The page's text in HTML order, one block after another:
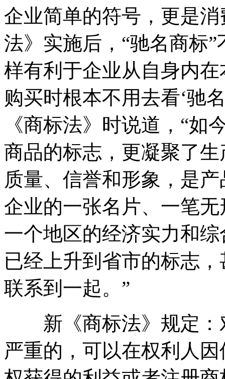
企业简单的符号，更是
法》实施后，“驰名商标
样有利于企业从自身内
购买时根本不用去看‘驰
《商标法》时说道，“如
商品的标志，更凝聚了
质量、信誉和形象，是
企业的一张名片、一笔
一个地区的经济实力和
已经上升到省市的标志
联系到一起。”
新《商标法》规定：
严重的，可以在权利人